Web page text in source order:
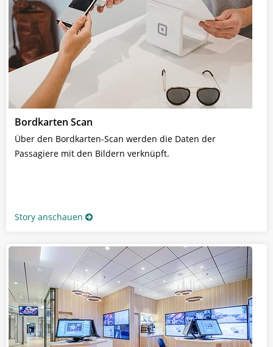
Bordkarten Scan
Über den Bordkarten-Scan werden die Daten der
Passagiere mit den Bildern verknüpft.
Story anschauen